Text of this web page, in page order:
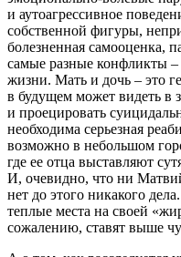
и аутоагрессивное
собственной фигуры,
болезненная самооценка,
самые разные конфликты –
жизни. Мать и дочь – это
в будущем может видеть в
и проецировать
необходима серьезная
возможно в небольшом
где ее отца выставляют
И, очевидно, что ни
нет до этого никакого
теплые места на своей
сожалению, ставят выше